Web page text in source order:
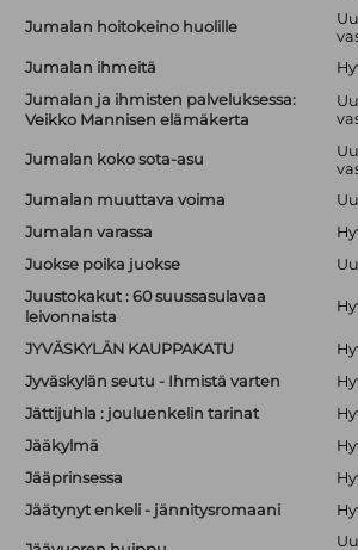
Jumalan hoitokeino huolille
Jumalan ihmeitä
Jumalan ja ihmisten palveluksessa:
Veikko Mannisen elämäkerta
Jumalan koko sota-asu
Jumalan muuttava voima
Jumalan varassa
Juokse poika juokse
Juustokakut : 60 suussasulavaa
leivonnaista
JYVÄSKYLÄN KAUPPAKATU
Jyväskylän seutu - Ihmistä varten
Jättijuhla : jouluenkelin tarinat
Jääkylmä
Jääprinsessa
Jäätynyt enkeli - jännitysromaani